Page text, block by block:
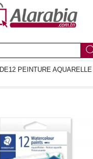
PEINTURE